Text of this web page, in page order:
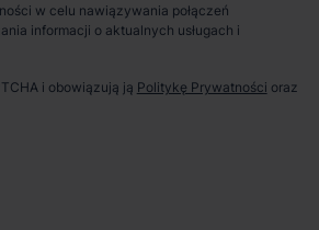
w celu nawiązywania połączeń
informacji o aktualnych usługach i
i obowiązują ją Politykę Prywatności oraz